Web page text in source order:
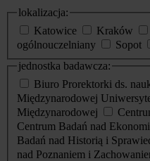
lokalizacja:
Katowice
Kraków
ogólnouczelniany
Sopot
jednostka badawcza:
Biuro Prorektorki ds.
Międzynarodowej
Międzynarodowej
Centrum Badań nad
Badań nad Historią i
nad Poznaniem i